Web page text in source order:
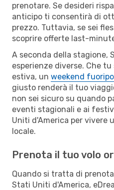
prenotare. Se desideri
anticipo ti consentirà di
prezzo. Tuttavia, se sei
scoprire offerte last-
A seconda della stagione,
esperienze diverse. Che
estiva, un weekend
giusto renderà il tuo
non sei sicuro su quando
eventi stagionali e ai
Uniti d'America per vivere
locale.
Prenota il tuo volo
Quando si tratta di
Stati Uniti d'America,